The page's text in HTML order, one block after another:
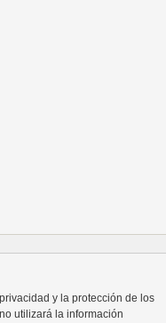
y la protección de los
utilizará la información